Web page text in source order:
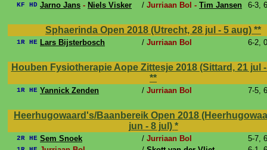
KF HD Jarno Jans - Niels Visker / Jurriaan Bol - Tim Jansen 6-3,
Sphaerinda Open 2018 (Utrecht, 28 jul - 5 aug) **
1R HE Lars Bijsterbosch / Jurriaan Bol 6-2,
Houben Fysiotherapie Aope Zittesje 2018 (Sittard, 21 jul
**
1R HE Yannick Zenden / Jurriaan Bol 7-5,
Heerhugowaard's/Baanbereik Open 2018
jun - 8 jul) *
2R HE Sem Snoek / Jurriaan Bol 5-7,